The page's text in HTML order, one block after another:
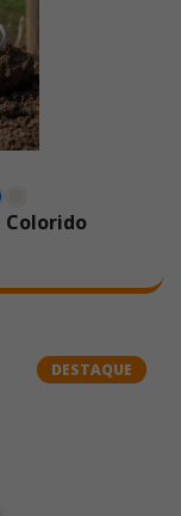
Colorido
DESTAQUE